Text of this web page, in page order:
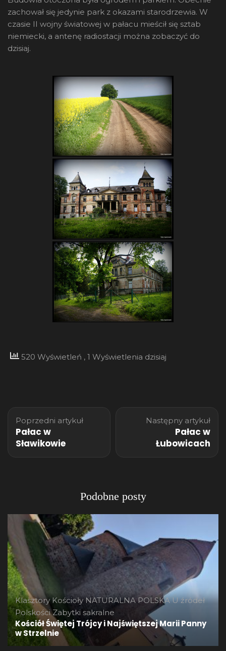
zachował się jedynie park z okazami starodrzewia. W
czasie II wojny światowej w pałacu mieścił się sztab
niemiecki, a antenę radiostacji można zobaczyć do
dzisiaj.
520 Wyświetleń , 1 Wyświetlenia dzisiaj
wpisu
Poprzedni artykuł
Pałac w
Sławikowie
Następny artykuł
Pałac w
Łubowicach
Podobne posty
Klasztory Kościoły NATURALNA POLSKA U źródeł
Polskości Zabytki sakralne
Kościół Świętej Trójcy i Najświętszej Marii Panny
w Strzelnie